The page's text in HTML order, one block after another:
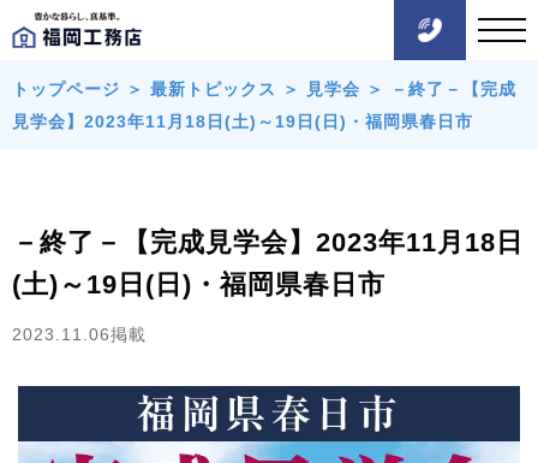
トップページ ＞ 最新トピックス ＞ 見学会 ＞
－終了－【完成
見学会】2023年11月18日(土)～19日(日)・福岡県春日市
－終了－【完成見学会】2023年11月18日
(土)～19日(日)・福岡県春日市
2023.11.06掲載